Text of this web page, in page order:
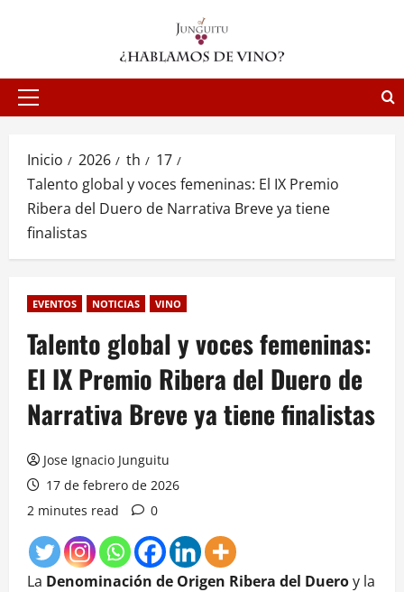
Menú
Inicio 2026 th
17
Talento global y voces femeninas: El IX Premio
Ribera del Duero de Narrativa Breve ya tiene
finalistas
EVENTOS NOTICIAS VINO
Talento global y voces femeninas:
El IX Premio Ribera del Duero de
Narrativa Breve ya tiene finalistas
Jose Ignacio Junguitu
17 de febrero de 2026
2 minutes read
0
La Denominación de Origen Ribera del Dueroy la